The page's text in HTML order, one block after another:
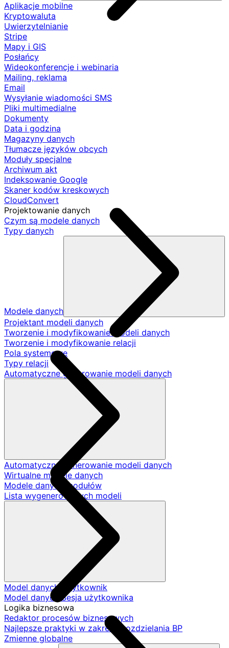
Aplikacje mobilne
Kryptowaluta
Uwierzytelnianie
Stripe
Mapy i GIS
Posłańcy
Wideokonferencje i webinaria
Mailing, reklama
Email
Wysyłanie wiadomości SMS
Pliki multimedialne
Dokumenty
Data i godzina
Magazyny danych
Tłumacze języków obcych
Moduły specjalne
Archiwum akt
Indeksowanie Google
Skaner kodów kreskowych
CloudConvert
Projektowanie danych
Czym są modele danych
Typy danych
Modele danych
Projektant modeli danych
Tworzenie i modyfikowanie modeli danych
Tworzenie i modyfikowanie relacji
Pola systemowe
Typy relacji
Automatyczne generowanie modeli danych
Automatyczne generowanie modeli danych
Wirtualne modele danych
Modele danych modułów
Lista wygenerowanych modeli
Model danych Użytkownik
Model danych Sesja użytkownika
Logika biznesowa
Redaktor procesów biznesowych
Najlepsze praktyki w zakresie rozdzielania BP
Zmienne globalne